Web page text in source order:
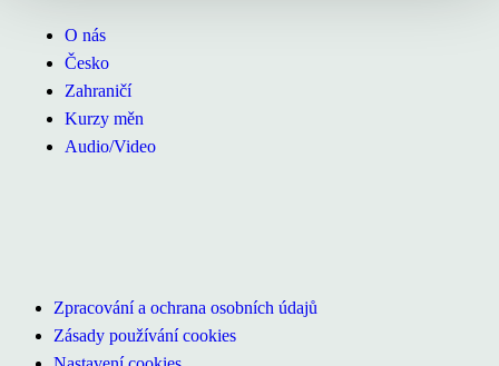
O nás
Česko
Zahraničí
Kurzy měn
Audio/Video
Zpracování a ochrana osobních údajů
Zásady používání cookies